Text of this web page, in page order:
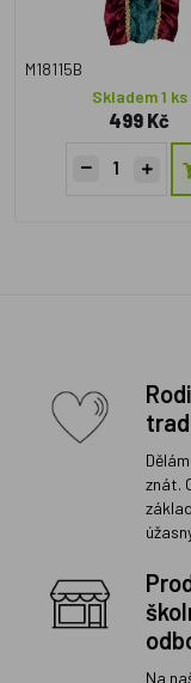
M18115B
Skladem 1 ks
499 Kč
znát.
Na